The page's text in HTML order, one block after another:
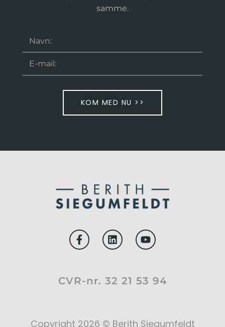
samme.
KOM MED NU >>
CVR-nr. 32 21 53 94
Copyright 2026 © Berith Siegumfeldt